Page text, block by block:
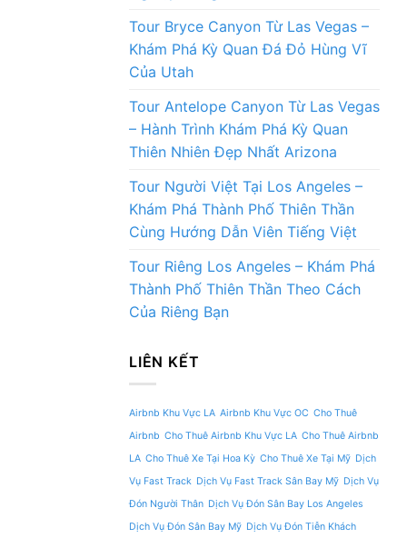
Tour Bryce Canyon Từ Las Vegas –
Khám Phá Kỳ Quan Đá Đỏ Hùng Vĩ
Của Utah
Tour Antelope Canyon Từ Las Vegas
– Hành Trình Khám Phá Kỳ Quan
Thiên Nhiên Đẹp Nhất Arizona
Tour Người Việt Tại Los Angeles –
Khám Phá Thành Phố Thiên Thần
Cùng Hướng Dẫn Viên Tiếng Việt
Tour Riêng Los Angeles – Khám Phá
Thành Phố Thiên Thần Theo Cách
Của Riêng Bạn
LIÊN KẾT
Airbnb Khu Vực LA Airbnb Khu Vực OC Cho Thuê
Airbnb Cho Thuê Airbnb Khu Vực LA Cho Thuê Airbnb
LA Cho Thuê Xe Tại Hoa Kỳ Cho Thuê Xe Tại Mỹ Dịch
Vụ Fast Track Dịch Vụ Fast Track Sân Bay Mỹ Dịch Vụ
Đón Người Thân Dịch Vụ Đón Sân Bay Los Angeles
Dịch Vụ Đón Sân Bay Mỹ Dịch Vụ Đón Tiễn Khách